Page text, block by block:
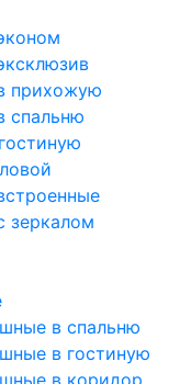
прихожую
спальню
зеркалом
в спальню
в гостиную
в коридор